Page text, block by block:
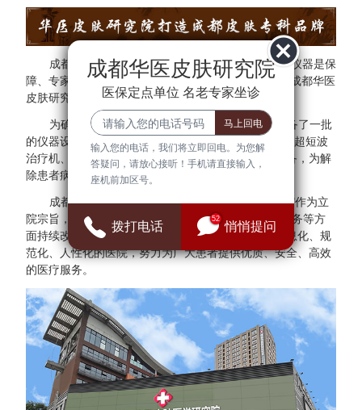
成都华医皮肤研究院秉承"医院环境是基础、设备仪器是保
障、专家团队是核心"的方针。为了更好的服务于民，成都华医
皮肤研究院与多家三甲医院专家建立专家会诊中心。
为确保医疗质量与安全，成都华医皮肤研究院配备了一批
的仪器设备，拥有308准分子光治疗仪、红宝石激光、超短波
治疗机、射频治疗仪、窄谱UVB治疗仪等检查诊断设备，为解
除患者病症提供可靠的保障。
成都华医皮肤研究院始终把"群众满意、患者放心"作为立
院宗旨，并借鉴医院JCI认证标准，在医疗、管理、服务等方
面持续改进，全面建设现代化、科学化、标准化、信息化、规
范化、人性化的医院，努力为广大患者提供优质、安全、高效
的医疗服务。
成都华医皮肤研究院
医保定点单位 名老专家坐诊
输入您的电话，我们将立即回电。为您解
答疑问，请放心接听！手机请直接输入，
座机前加区号。
拨打电话
52
悄悄提问